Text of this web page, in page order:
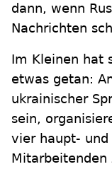
dann, wenn
Nachrichten
Im Kleinen hat
etwas getan:
ukrainischer
sein,
vier haupt-
Mitarbeitenden